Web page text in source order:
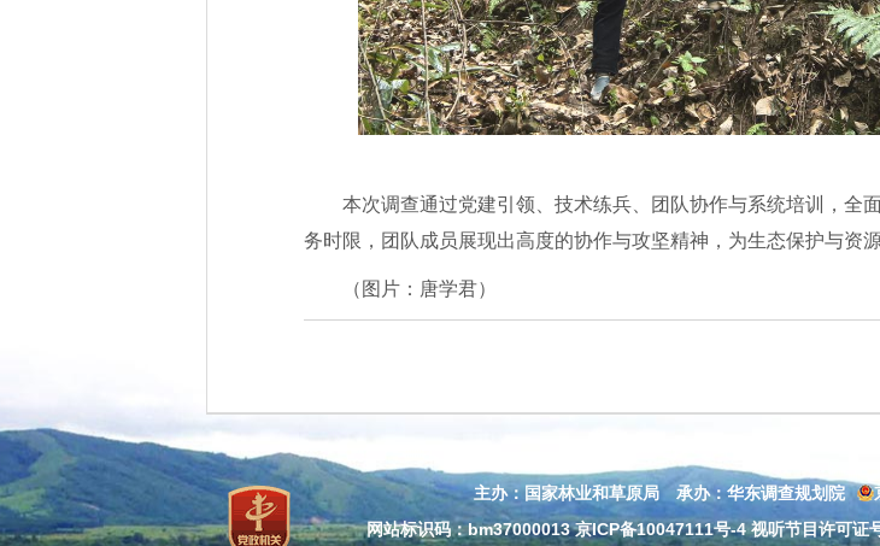
本次调查通过党建引领、技术练兵、团队协作与系统培训，全
务时限，团队成员展现出高度的协作与攻坚精神，为生态保护与资
（图片：唐学君）
主办：国家林业和草原局 承办：华东调查规划院
网站标识码：bm37000013京ICP备10047111号-4视听节目许可证